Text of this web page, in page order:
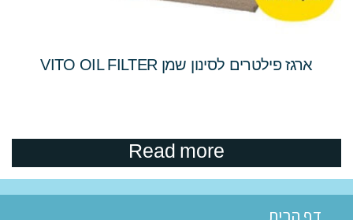
ארגז פילטרים לסינון שמן VITO OIL FILTER
Read more
דף הבית